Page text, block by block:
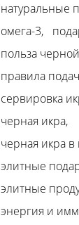
натуральные
омега-3
польза
правила
сервировка
черная икра
черная икра в
элитные
элитные
энергия и